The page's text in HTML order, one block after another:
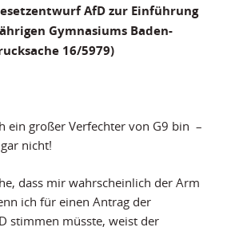
AfD zur Einführung
Gymnasiums Baden-
16/5979)
ein großer Verfechter von G9 bin –
nicht!
dass mir wahrscheinlich der Arm
ich für einen Antrag der
stimmen müsste, weist der